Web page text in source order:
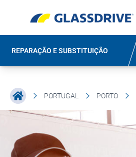
REPARAÇÃO E SUBSTITUIÇÃO
PORTUGAL PORTO